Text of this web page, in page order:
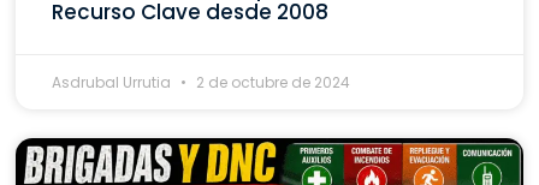
Recurso Clave desde 2008
Asdrubal Urrutia 2 de octubre de 2024